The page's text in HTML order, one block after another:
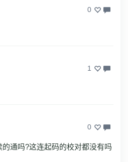
0
1
0
通吗?这连起码的校对都没有吗